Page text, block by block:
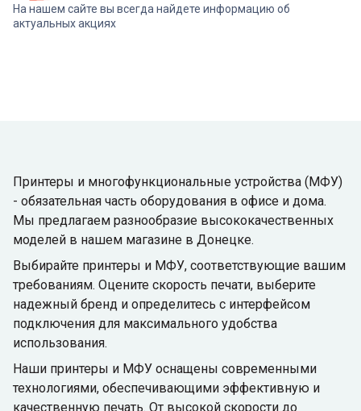
На нашем сайте вы всегда найдете информацию об
актуальных акциях
Принтеры и многофункциональные устройства (МФУ)
- обязательная часть оборудования в офисе и дома.
Мы предлагаем разнообразие высококачественных
моделей в нашем магазине в Донецке.
Выбирайте принтеры и МФУ, соответствующие вашим
требованиям. Оцените скорость печати, выберите
надежный бренд и определитесь с интерфейсом
подключения для максимального удобства
использования.
Наши принтеры и МФУ оснащены современными
технологиями, обеспечивающими эффективную и
качественную печать. От высокой скорости до